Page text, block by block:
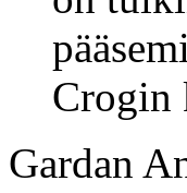
Crogin
Gardan